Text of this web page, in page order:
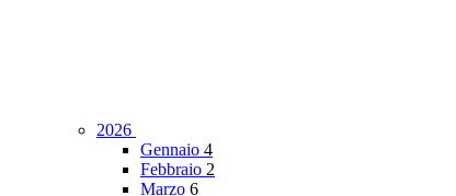
2026
Gennaio 4
Febbraio 2
Marzo 6